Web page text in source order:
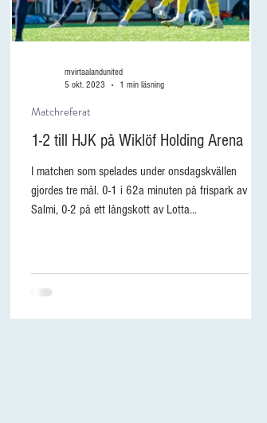
1-2 till HJK på Wiklöf Holding Arena
I matchen som spelades under onsdagskvällen
gjordes tre mål. 0-1 i 62a minuten på frispark av Iina
Salmi, 0-2 på ett långskott av Lotta...
Matchreferat
mvirtaalandunited
5 okt. 2023
1 min läsning